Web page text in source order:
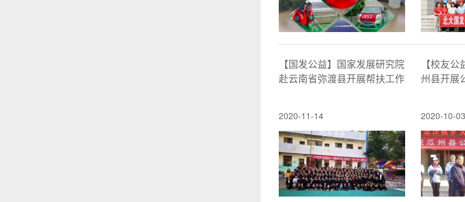
【国发公益】国家发展研究院
赴云南省弥渡县开展帮扶工作
2020-11-14
【校友
州县开展
2020-10-03